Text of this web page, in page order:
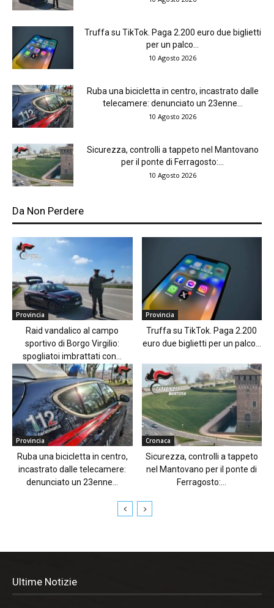
Truffa su TikTok. Paga 2.200 euro due biglietti
per un palco...
10 Agosto 2026
Ruba una bicicletta in centro, incastrato dalle
telecamere: denunciato un 23enne...
10 Agosto 2026
Sicurezza, controlli a tappeto nel Mantovano
per il ponte di Ferragosto:...
10 Agosto 2026
Da Non Perdere
Provincia
Raid vandalico al campo
sportivo di Borgo Virgilio:
spogliatoi imbrattati con...
Provincia
Truffa su TikTok. Paga 2.200
euro due biglietti per un palco...
Provincia
Ruba una bicicletta in centro,
incastrato dalle telecamere:
denunciato un 23enne...
Cronaca
Sicurezza, controlli a tappeto
nel Mantovano per il ponte di
Ferragosto:...
Ultime Notizie